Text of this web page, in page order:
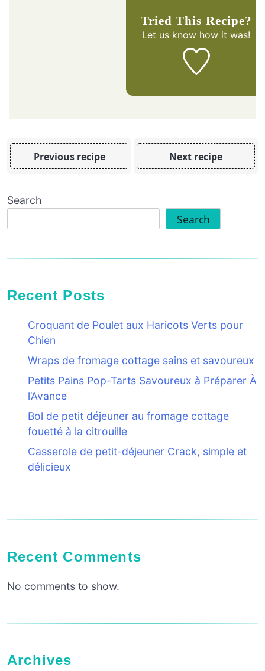
Tried This Recipe?
Let us know how it was!
Previous recipe Next recipe
Search
Search
Recent Posts
Croquant de Poulet aux Haricots Verts pour
Chien
Wraps de fromage cottage sains et savoureux
Petits Pains Pop-Tarts Savoureux à Préparer À
l’Avance
Bol de petit déjeuner au fromage cottage
fouetté à la citrouille
Casserole de petit-déjeuner Crack, simple et
délicieux
Recent Comments
No comments to show.
Archives